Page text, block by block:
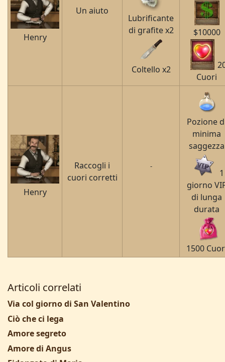
Henry
Un aiuto
Lubrificante
di grafite x2
Coltello x2
$10000
Cuori
Henry
Raccogli i
cuori corretti
-
Pozione
minima
saggezza
1
giorno
di lunga
durata
1500
Articoli correlati
Via col giorno di San Valentino
Ciò che ci lega
Amore segreto
Amore di Angus